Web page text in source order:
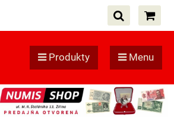
Produkty Menu